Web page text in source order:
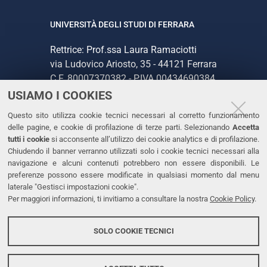
USIAMO I COOKIES
Questo sito utilizza cookie tecnici necessari al corretto funzionamento
delle pagine, e cookie di profilazione di terze parti. Selezionando Accetta
tutti i cookiesi acconsente all’utilizzo dei cookie analytics e di profilazione.
Chiudendo il banner verranno utilizzati solo i cookie tecnici necessari alla
navigazione e alcuni contenuti potrebbero non essere disponibili. Le
preferenze possono essere modificate in qualsiasi momento dal menu
laterale "Gestisci impostazioni cookie".
Per maggiori informazioni, ti invitiamo a consultare la nostra Cookie Policy.
SOLO COOKIE TECNICI
UNIVERSITÀ DEGLI STUDI DI FERRARA
Rettrice: Prof.ssa Laura Ramaciotti
via Ludovico Ariosto, 35 - 44121 Ferrara
C.F. 80007370382 - P.IVA 00434690384
CONTATTI
Tel. +39 0532 293111
Fax. +39 0532 293031
PEC
LINKS
Accessibilità
Protezione dati personali